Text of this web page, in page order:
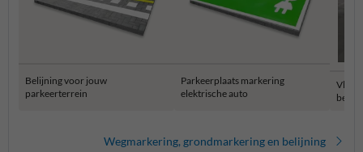
Belijning voor jouw
parkeerterrein
Parkeerplaats markering
elektrische auto
Wegmarkering, grondmarkering en belijning